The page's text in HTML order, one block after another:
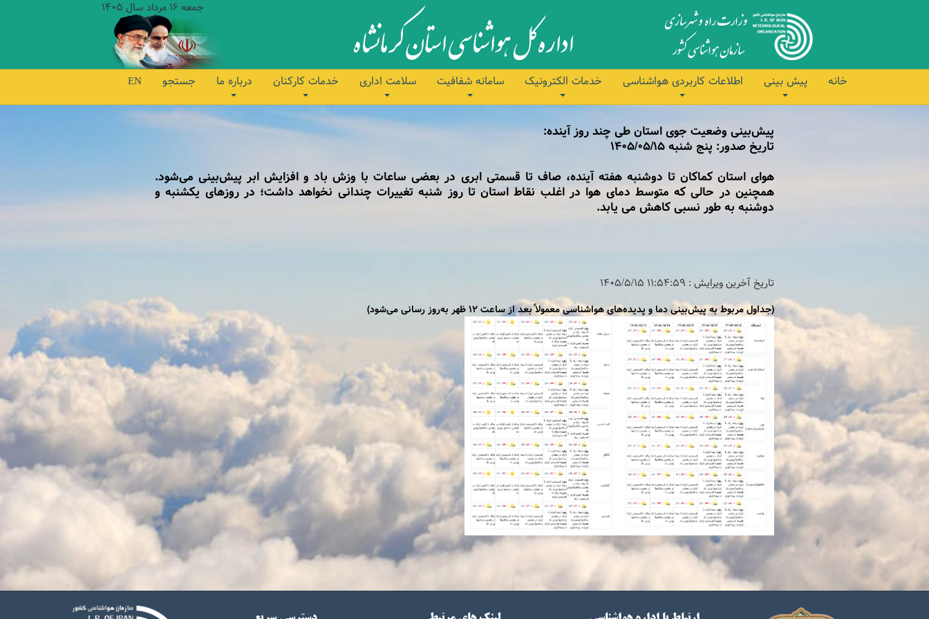
جمعه 16 مرداد سال 1405
خانه پیش بینی اطلاعات کاربردی هواشناسی خدمات الکترونیک سامانه شفافیت سلامت اداری خدمات کارکنان درباره ما جستجو EN
پیش‌بینی وضعیت جوی استان طی چند روز آینده:
تاریخ صدور: پنج شنبه 1405/05/15
هوای استان کماکان تا دوشنبه هفته آینده، صاف تا قسمتی ابری در بعضی ساعات با وزش باد و افزایش ابر پیش‌بینی می‌شود.
همچنین در حالی که متوسط دمای هوا در اغلب نقاط استان تا روز شنبه تغییرات چندانی نخواهد داشت؛ در روزهای یکشنبه و
دوشنبه به طور نسبی کاهش می یابد.
تاریخ آخرین ویرایش : ۱۱:۵۴:۵۹ ۱۴۰۵/۵/۱۵
(جداول مربوط به پیش‌بینی دما و پدیده‌های هواشناسی معمولاً بعد از ساعت 12 ظهر به‌روز رسانی می‌شود)